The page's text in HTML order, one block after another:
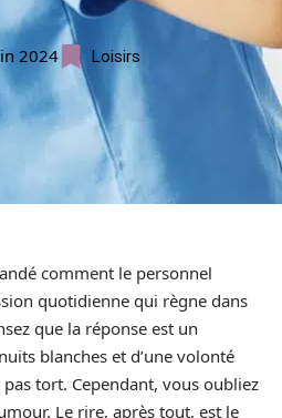
2024 Loisirs
comment le personnel
quotidienne qui règne dans
que la réponse est un
blanches et d’une volonté
pas tort. Cependant, vous oubliez
Le rire, après tout, est le